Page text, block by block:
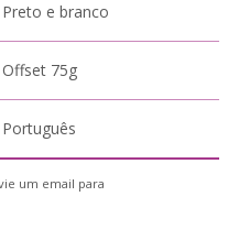
Preto e branco
Offset 75g
Português
um email para